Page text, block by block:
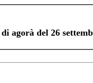
agorà del 26